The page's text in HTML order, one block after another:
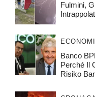
Fulmini,
Banco
Perché Il
Risiko